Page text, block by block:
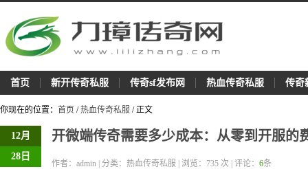
首页 新开传奇私服 传奇sf发布网 热血传奇私服 传奇
你现在的位置： 首页 /热血传奇私服 / 正文
12月
28日
开微端传奇需要多少成本：从零到开服的
作者：admin | 分类：热血传奇私服 | 浏览： 735 次 | 评论： 6条